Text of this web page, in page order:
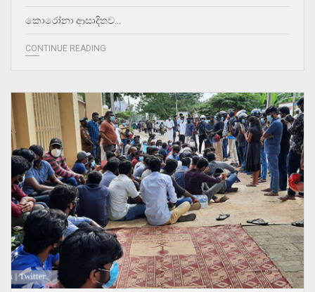
කොරෝනා ආසාදිතව…
CONTINUE READING